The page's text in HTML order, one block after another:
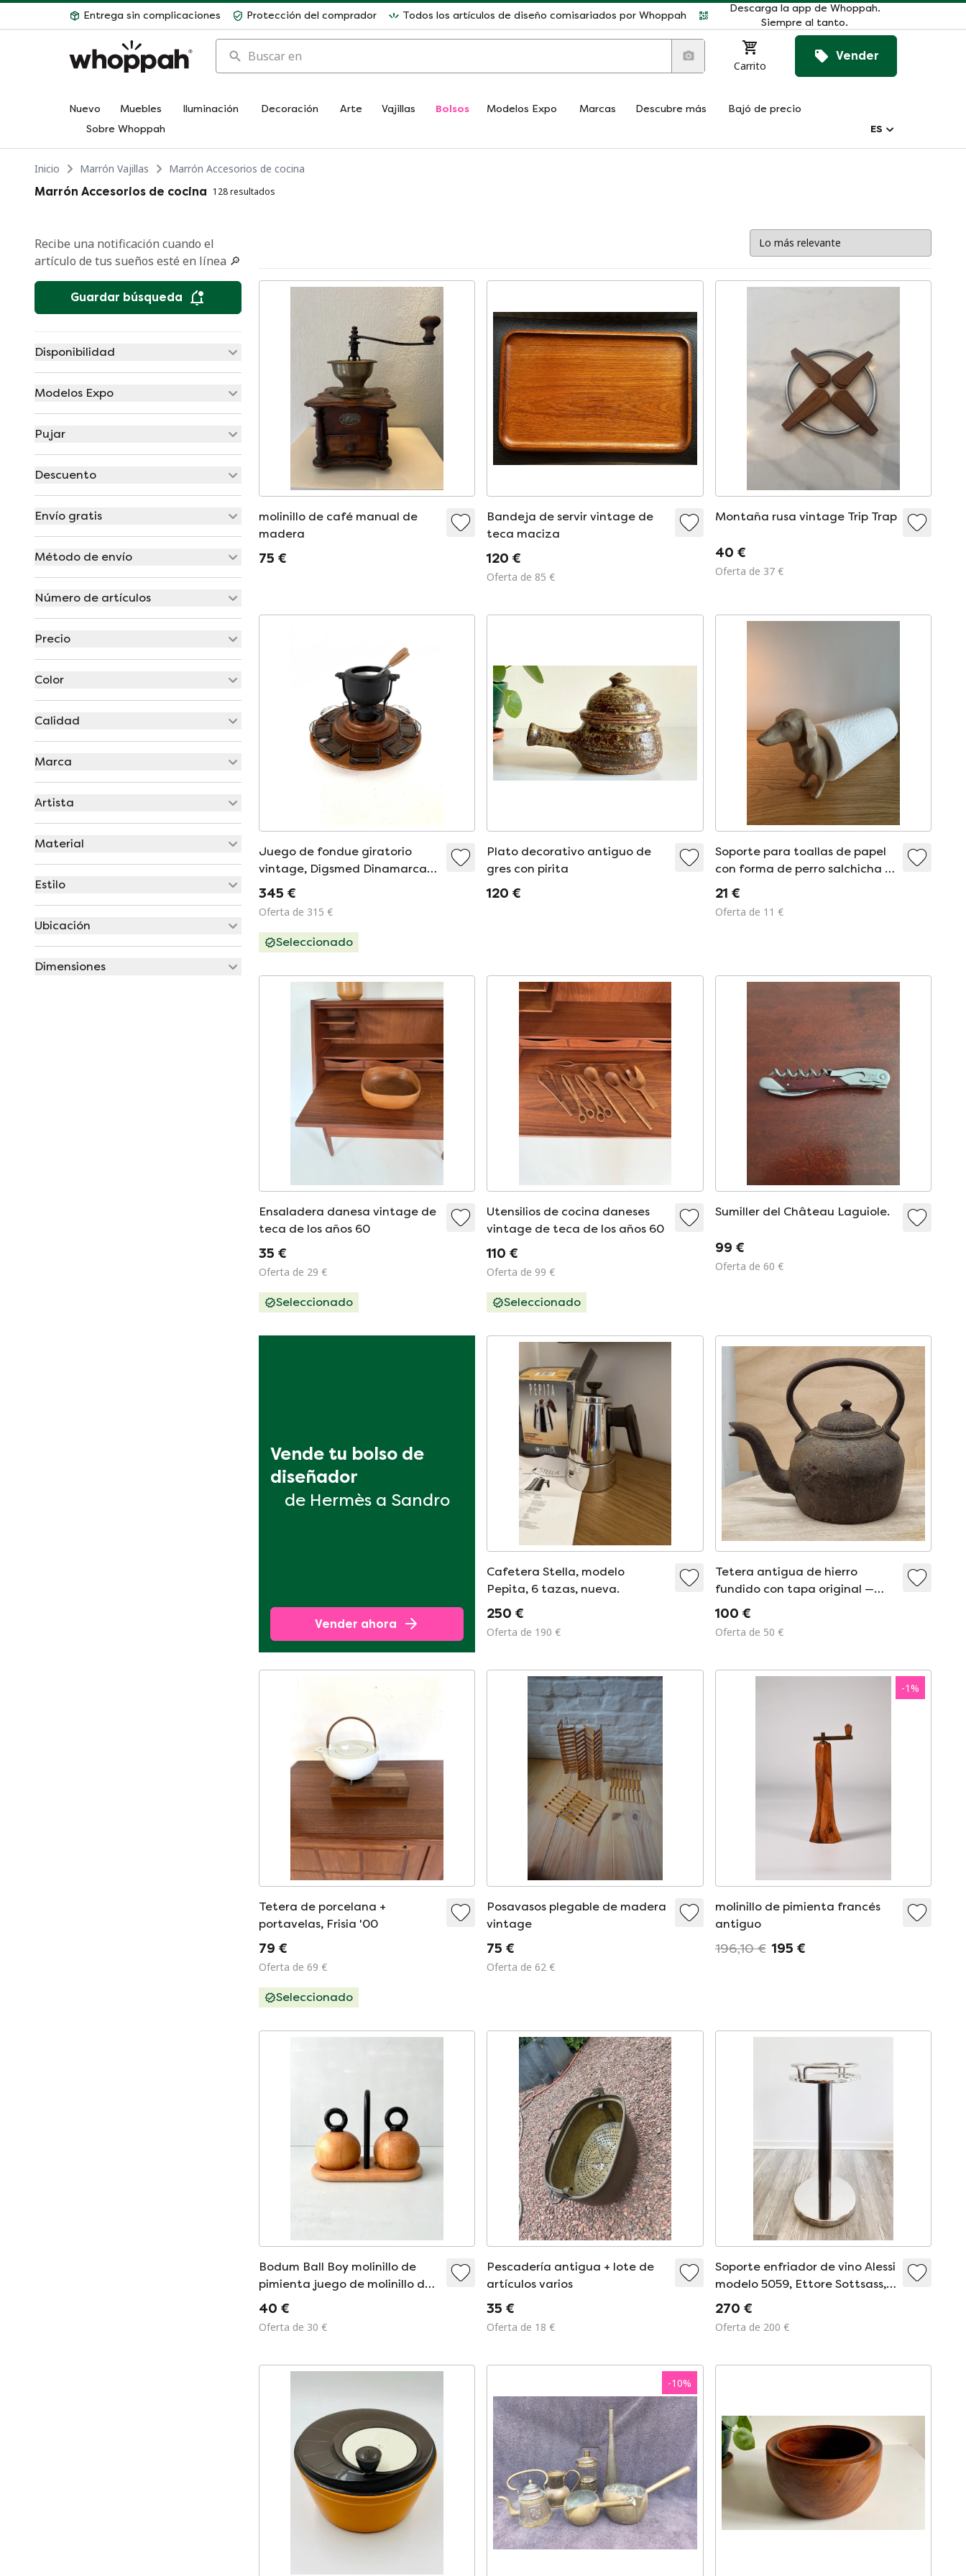
Entrega sin complicaciones Protección del comprador Todos los artículos de diseño comisariados por Whoppah
Descarga la app de Whoppah.
Siempre al tanto.
Buscar en
Carrito
Vender
Nuevo Muebles Iluminación Decoración Arte Vajillas Bolsos Modelos Expo Marcas Descubre más
Bajó de precio
Sobre Whoppah
ES
Inicio Marrón Vajillas
Marrón Accesorios de cocina
Marrón Accesorios de cocina 128 resultados
Recibe una notificación cuando el
artículo de tus sueños esté en línea 🔎
Guardar búsqueda
Disponibilidad
Modelos Expo
Pujar
Descuento
Envío gratis
Método de envío
Número de artículos
Precio
Color
Calidad
Marca
Artista
Material
Estilo
Ubicación
Dimensiones
molinillo de café manual de
madera
75 €
Bandeja de servir vintage de
teca maciza
120 €
Oferta de 85 €
Montaña rusa vintage Trip Trap
40 €
Oferta de 37 €
Juego de fondue giratorio
vintage, Digsmed Dinamarca
'70
345 €
Oferta de 315 €
Seleccionado
Plato decorativo antiguo de
gres con pirita
120 €
Soporte para toallas de papel
con forma de perro salchicha |
Color madera
21 €
Oferta de 11 €
Ensaladera danesa vintage de
teca de los años 60
35 €
Oferta de 29 €
Seleccionado
Utensilios de cocina daneses
vintage de teca de los años 60
110 €
Oferta de 99 €
Seleccionado
Sumiller del Château Laguiole.
99 €
Oferta de 60 €
Vende tu bolso de
diseñador
de Hermès a Sandro
Vender ahora
Cafetera Stella, modelo
Pepita, 6 tazas, nueva.
250 €
Oferta de 190 €
Tetera antigua de hierro
fundido con tapa original —
tetera para chimenea y estufa,
100 €
Oferta de 50 €
Tetera de porcelana +
portavelas, Frisia '00
79 €
Oferta de 69 €
Seleccionado
Posavasos plegable de madera
vintage
75 €
Oferta de 62 €
-1%
molinillo de pimienta francés
antiguo
196,10 € 195 €
Bodum Ball Boy molinillo de
pimienta juego de molinillo de
sal Dinamarca diseño danés
40 €
Oferta de 30 €
Pescadería antigua + lote de
artículos varios
35 €
Oferta de 18 €
Soporte enfriador de vino Alessi
modelo 5059, Ettore Sottsass,
Bauhaus, Postmoderno
270 €
Oferta de 200 €
-10%